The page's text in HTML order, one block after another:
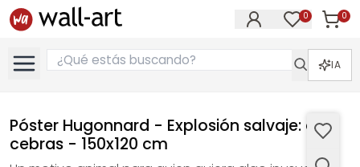
0 0
IA
Póster Hugonnard - Explosión salvaje: dos
cebras - 150x120 cm